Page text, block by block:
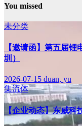
You missed
未分类
【邀请函】第五届
圳）
2026-07-15 duan, yu
集流体
【企业动态】东威